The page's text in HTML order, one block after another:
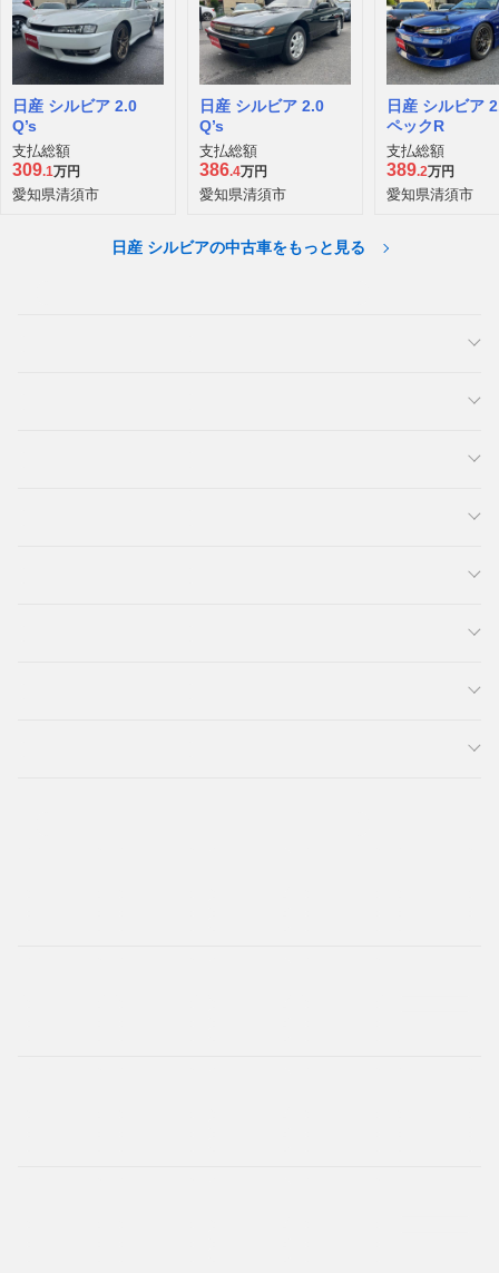
日産 シルビア 2.0
Q’s
支払総額
309.1万円
愛知県清須市
日産 シルビア 2.0
Q’s
支払総額
386.4万円
愛知県清須市
日産 シルビア
ペックR
支払総額
389.2万円
愛知県清須市
日産 シルビアの中古車をもっと見る